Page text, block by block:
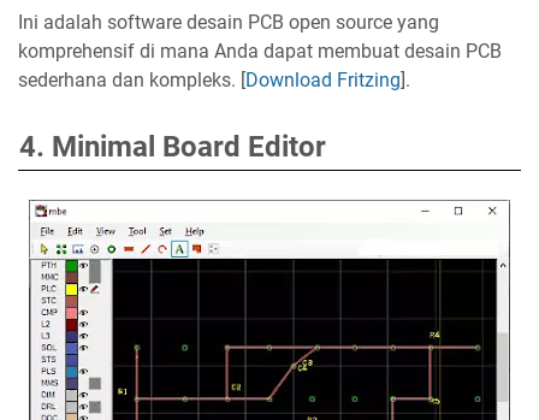
Ini adalah software desain PCB open source yang
komprehensif di mana Anda dapat membuat desain PCB
sederhana dan kompleks. [Download Fritzing].
4. Minimal Board Editor